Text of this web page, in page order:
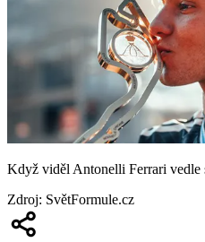
Když viděl Antonelli Ferrari vedle
Zdroj: SvětFormule.cz